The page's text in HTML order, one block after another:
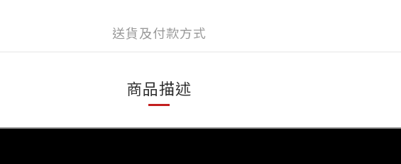
送貨及付款方式
商品描述